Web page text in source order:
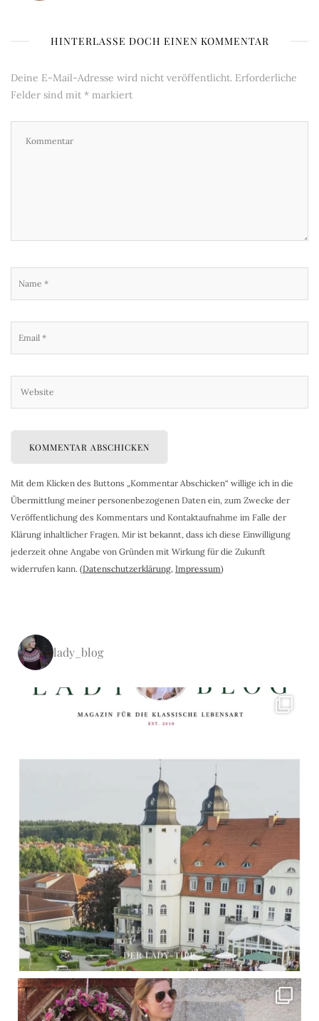
HINTERLASSE DOCH EINEN KOMMENTAR
Deine E-Mail-Adresse wird nicht veröffentlicht. Erforderliche
Felder sind mit * markiert
Mit dem Klicken des Buttons „Kommentar Abschicken“ willige ich in die
Übermittlung meiner personenbezogenen Daten ein, zum Zwecke der
Veröffentlichung des Kommentars und Kontaktaufnahme im Falle der
Klärung inhaltlicher Fragen. Mir ist bekannt, dass ich diese Einwilligung
jederzeit ohne Angabe von Gründen mit Wirkung für die Zukunft
widerrufen kann. (Datenschutzerklärung, Impressum)
lady_blog